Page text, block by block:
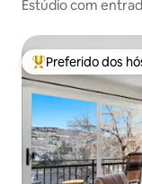
Estúdio com
Entre os melhores
Preferido dos